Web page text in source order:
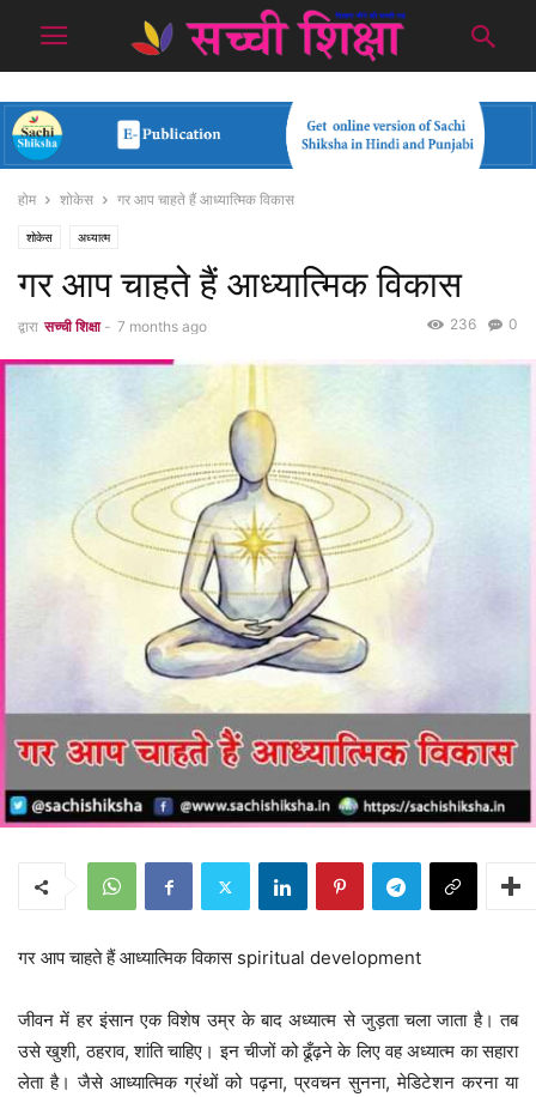
होम शोकेस गर आप चाहते हैं आध्यात्मिक विकास
शोकेस अध्यात्म
गर आप चाहते हैं आध्यात्मिक विकास
द्वारा सच्ची शिक्षा - 7 months ago 0
236
गर आप चाहते हैं आध्यात्मिक विकास spiritual development
जीवन में हर इंसान एक विशेष उम्र के बाद अध्यात्म से जुड़ता चला जाता है। तब
उसे खुशी, ठहराव, शांति चाहिए। इन चीजों को ढूँढ़ने के लिए वह अध्यात्म का सहारा
लेता है। जैसे आध्यात्मिक ग्रंथों को पढ़ना, प्रवचन सुनना, मेडिटेशन करना या